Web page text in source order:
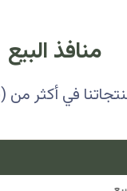
منافذ البيع
في أكثر من (16) مدينه